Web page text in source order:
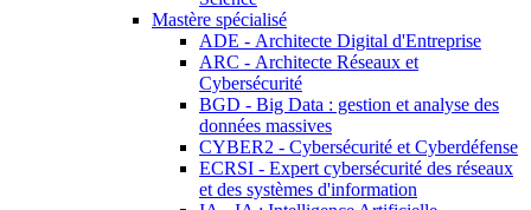
Mastère spécialisé
ADE - Architecte Digital d'Entreprise
ARC - Architecte Réseaux et
Cybersécurité
BGD - Big Data : gestion et analyse des
données massives
CYBER2 - Cybersécurité et Cyberdéfense
ECRSI - Expert cybersécurité des réseaux
et des systèmes d'information